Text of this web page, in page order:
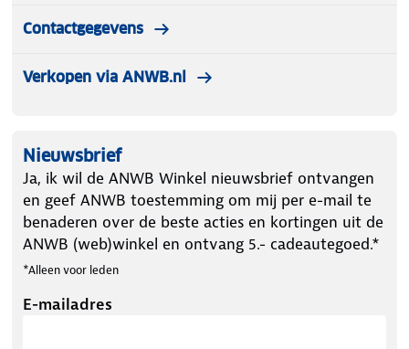
Contactgegevens
Verkopen via ANWB.nl
Nieuwsbrief
Ja, ik wil de ANWB Winkel nieuwsbrief ontvangen
en geef ANWB toestemming om mij per e-mail te
benaderen over de beste acties en kortingen uit de
ANWB (web)winkel en ontvang 5.- cadeautegoed.*
*Alleen voor leden
E-mailadres